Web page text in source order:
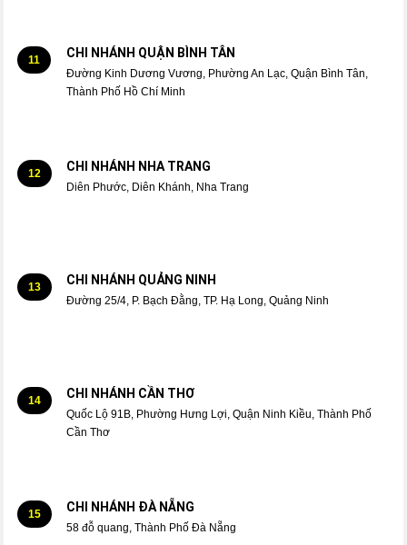
11 CHI NHÁNH QUẬN BÌNH TÂN
Đường Kinh Dương Vương, Phường An Lạc, Quận Bình Tân,
Thành Phố Hồ Chí Minh
12 CHI NHÁNH NHA TRANG
Diên Phước, Diên Khánh, Nha Trang
13 CHI NHÁNH QUẢNG NINH
Đường 25/4, P. Bạch Đằng, TP. Hạ Long, Quảng Ninh
14 CHI NHÁNH CẦN THƠ
Quốc Lộ 91B, Phường Hưng Lợi, Quận Ninh Kiều, Thành Phố
Cần Thơ
15 CHI NHÁNH ĐÀ NẴNG
58 đỗ quang, Thành Phố Đà Nẵng